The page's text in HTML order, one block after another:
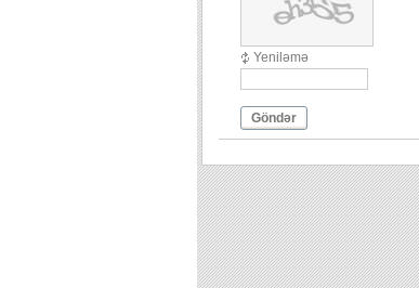
Yeniləmə
Göndər